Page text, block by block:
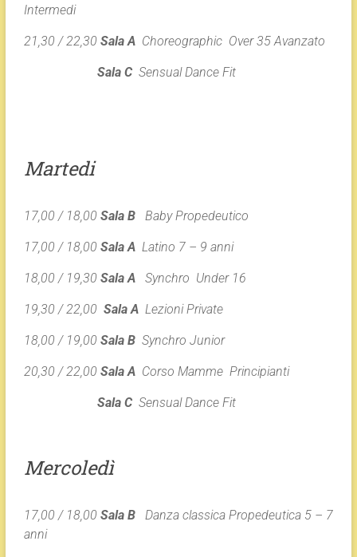
Intermedi
21,30 / 22,30 Sala AChoreographic Over 35 Avanzato
Sala CSensual Dance Fit
Martedi
17,00 / 18,00 Sala BBaby Propedeutico
17,00 / 18,00 Sala ALatino 7 – 9 anni
18,00 / 19,30 Sala ASynchro Under 16
19,30 / 22,00 Sala ALezioni Private
18,00 / 19,00 Sala BSynchro Junior
20,30 / 22,00 Sala ACorso Mamme Principianti
Sala CSensual Dance Fit
Mercoledì
17,00 / 18,00 Sala BDanza classica Propedeutica 5 – 7
anni